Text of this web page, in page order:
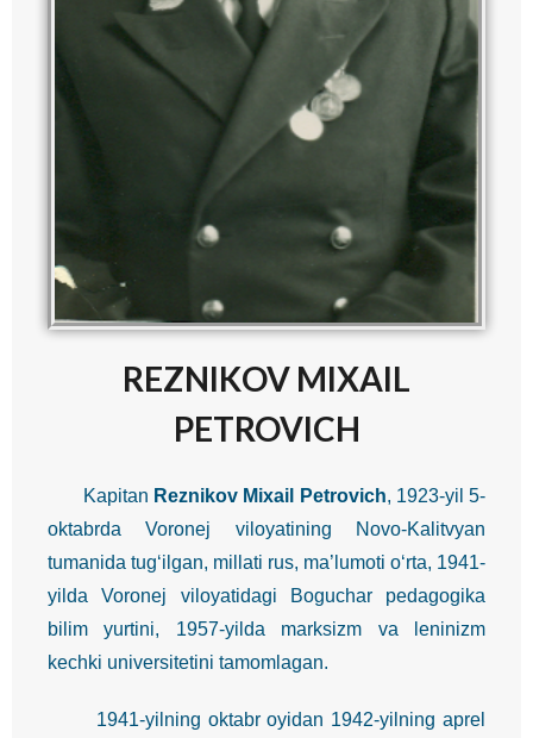
REZNIKOV MIXAIL
PETROVICH
Kapitan Reznikov Mixail Petrovich, 1923-yil 5-
oktabrda Voronej viloyatining Novo-Kalitvyan
tumanida tug‘ilgan, millati rus, ma’lumoti o‘rta, 1941-
yilda Voronej viloyatidagi Boguchar pedagogika
bilim yurtini, 1957-yilda marksizm va leninizm
kechki universitetini tamomlagan.
1941-yilning oktabr oyidan 1942-yilning aprel